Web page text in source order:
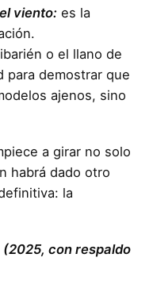
viento: es la
o el llano de
para demostrar que
ajenos, sino
a girar no solo
habrá dado otro
la
con respaldo